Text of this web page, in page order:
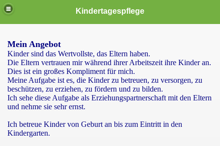
Kindertagespflege
Mein Angebot
Kinder sind das Wertvollste, das Eltern haben.
Die Eltern vertrauen mir während ihrer Arbeitszeit ihre Kinder an.
Dies ist ein großes Kompliment für mich.
Meine Aufgabe ist es, die Kinder zu betreuen, zu versorgen, zu
beschützen, zu erziehen, zu fördern und zu bilden.
Ich sehe diese Aufgabe als Erziehungspartnerschaft mit den Eltern
und nehme sie sehr ernst.
Ich betreue Kinder von Geburt an bis zum Eintritt in den
Kindergarten.